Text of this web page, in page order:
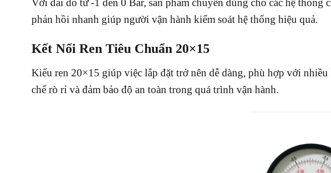
Với dải đo từ -1 đến 0 Bar, sản phẩm chuyên dùng cho các hệ
phản hồi nhanh giúp người vận hành kiểm soát hệ thống hiệu quả.
Kết Nối Ren Tiêu Chuẩn 20×15
Kiểu ren 20×15 giúp việc lắp đặt trở nên dễ dàng, phù hợp với
chế rò rỉ và đảm bảo độ an toàn trong quá trình vận hành.